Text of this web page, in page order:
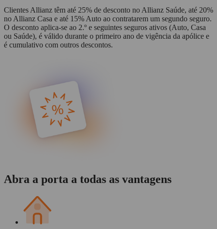
Clientes Allianz têm até 25% de desconto no Allianz Saúde, até 20%
no Allianz Casa e até 15% Auto ao contratarem um segundo seguro.
O desconto aplica-se ao 2.º e seguintes seguros ativos (Auto, Casa
ou Saúde), é válido durante o primeiro ano de vigência da apólice e
é cumulativo com outros descontos.
Abra a porta a todas as vantagens